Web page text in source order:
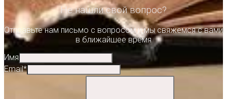
Не нашли свой вопрос?
Отправьте нам письмо с вопросом и мы свяжемся с вами
в ближайшее время
Имя
Email*